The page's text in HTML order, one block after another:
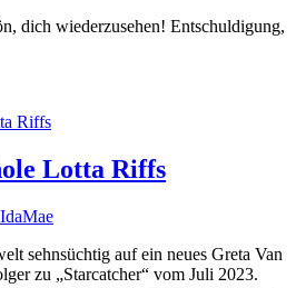
dich wiederzusehen! Entschuldigung,
Lotta Riffs
IdaMae
sehnsüchtig auf ein neues Greta Van
zu „Starcatcher“ vom Juli 2023.